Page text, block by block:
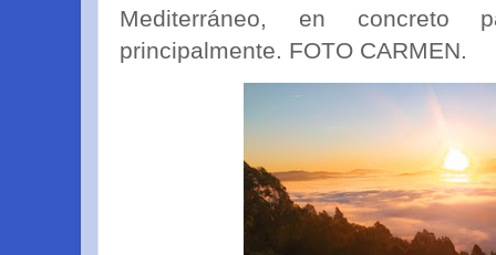
Mediterráneo, en concreto
principalmente. FOTO CARMEN.